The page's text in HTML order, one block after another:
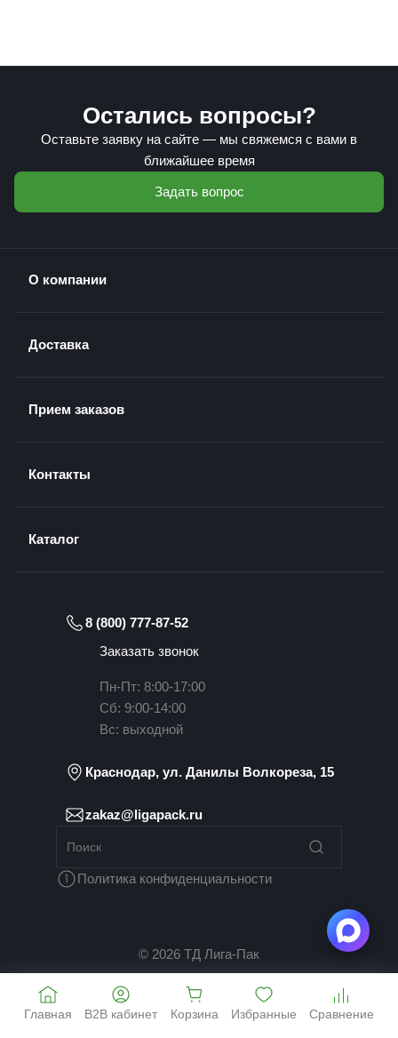
Остались вопросы?
Оставьте заявку на сайте — мы свяжемся с вами в
ближайшее время
Задать вопрос
О компании
Доставка
Прием заказов
Контакты
Каталог
8 (800) 777-87-52
Заказать звонок
Пн-Пт: 8:00-17:00
Сб: 9:00-14:00
Вс: выходной
Краснодар, ул. Данилы Волкореза, 15
zakaz@ligapack.ru
Политика конфиденциальности
© 2026 ТД Лига-Пак
Главная B2B кабинет Корзина Избранные Сравнение